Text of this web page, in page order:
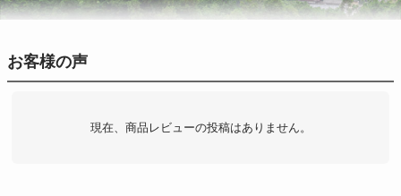
お客様の声
現在、商品レビューの投稿はありません。